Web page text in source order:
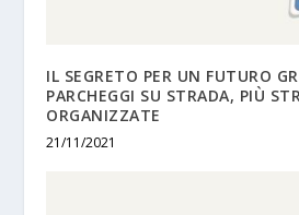
IL SEGRETO PER UN FUTURO
PARCHEGGI SU STRADA, PIÙ
ORGANIZZATE
21/11/2021